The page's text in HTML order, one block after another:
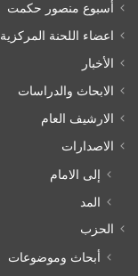
أسبوع منصور حكمت
اعضاء اللحنة المركزية
الأخبار
الابحاث والدراسات
الارشيف العام
الاصدارات
إلى الامام
المد
الحزب
أبحاث وموضوعات